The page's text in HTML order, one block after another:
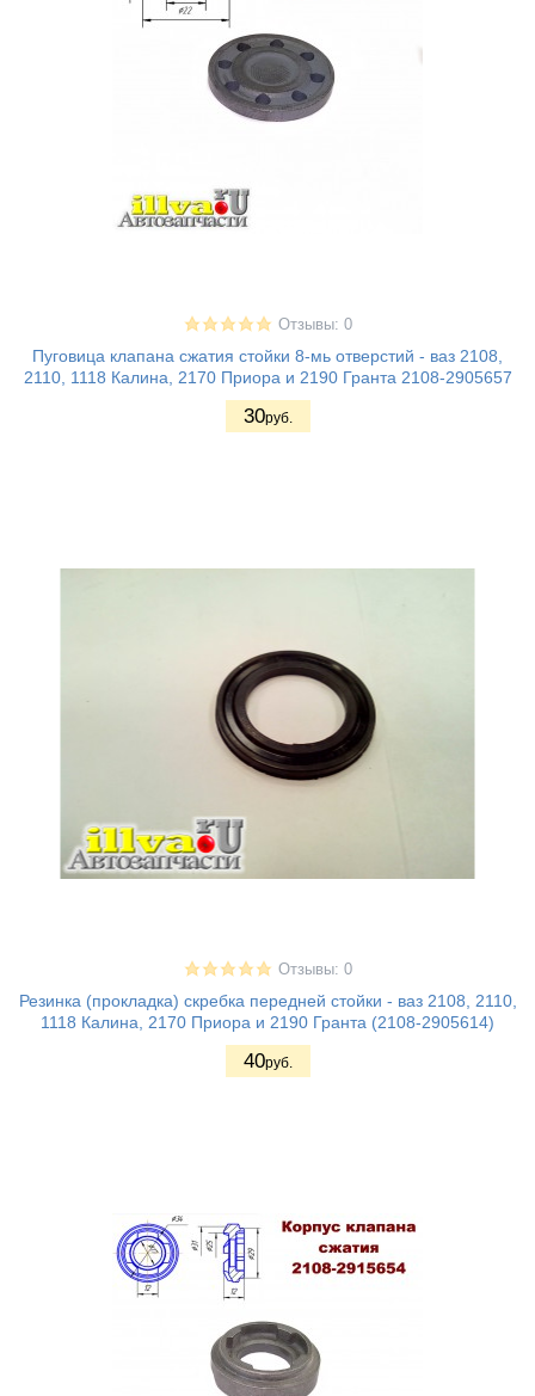
Отзывы: 0
Пуговица клапана сжатия стойки 8-мь отверстий - ваз 2108,
2110, 1118 Калина, 2170 Приора и 2190 Гранта 2108-2905657
30руб.
Отзывы: 0
Резинка (прокладка) скребка передней стойки - ваз 2108, 2110,
1118 Калина, 2170 Приора и 2190 Гранта (2108-2905614)
40руб.